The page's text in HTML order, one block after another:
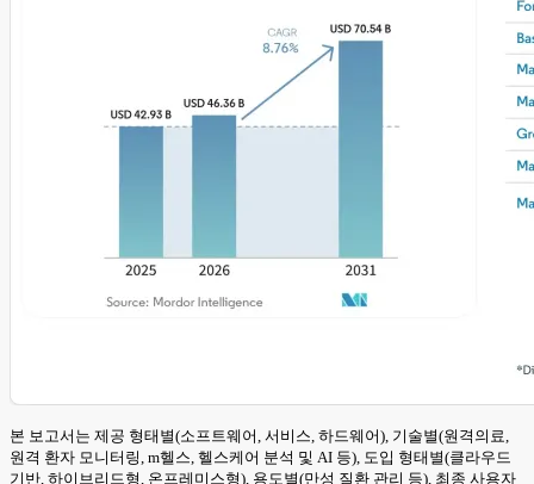
본 보고서는 제공 형태별(소프트웨어, 서비스, 하드웨어), 기술별(원격의료,
원격 환자 모니터링, m헬스, 헬스케어 분석 및 AI 등), 도입 형태별(클라우드
기반, 하이브리드형, 온프레미스형), 용도별(만성 질환 관리 등), 최종 사용자